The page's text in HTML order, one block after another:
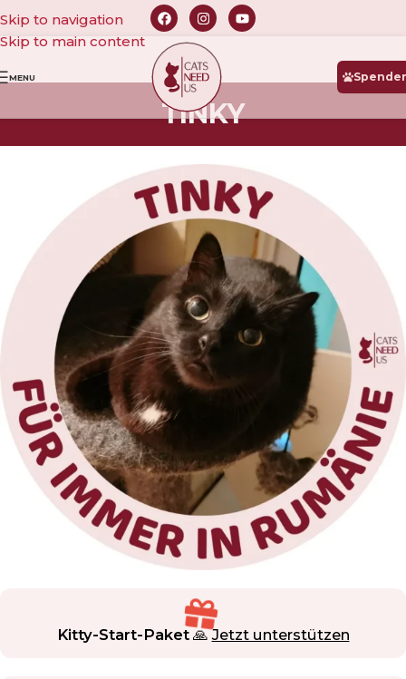
Skip to navigation
Skip to main content
MENU
TINKY
Kitty-Start-Paket🙏Jetzt unterstützen